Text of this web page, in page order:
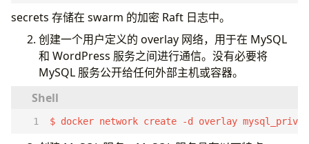
secrets 存储在 swarm 的加密 Raft 日志中。
创建一个用户定义的 overlay 网络，用于在 MySQL
和 WordPress 服务之间进行通信。没有必要将
MySQL 服务公开给任何外部主机或容器。
$ docker network create -d overlay